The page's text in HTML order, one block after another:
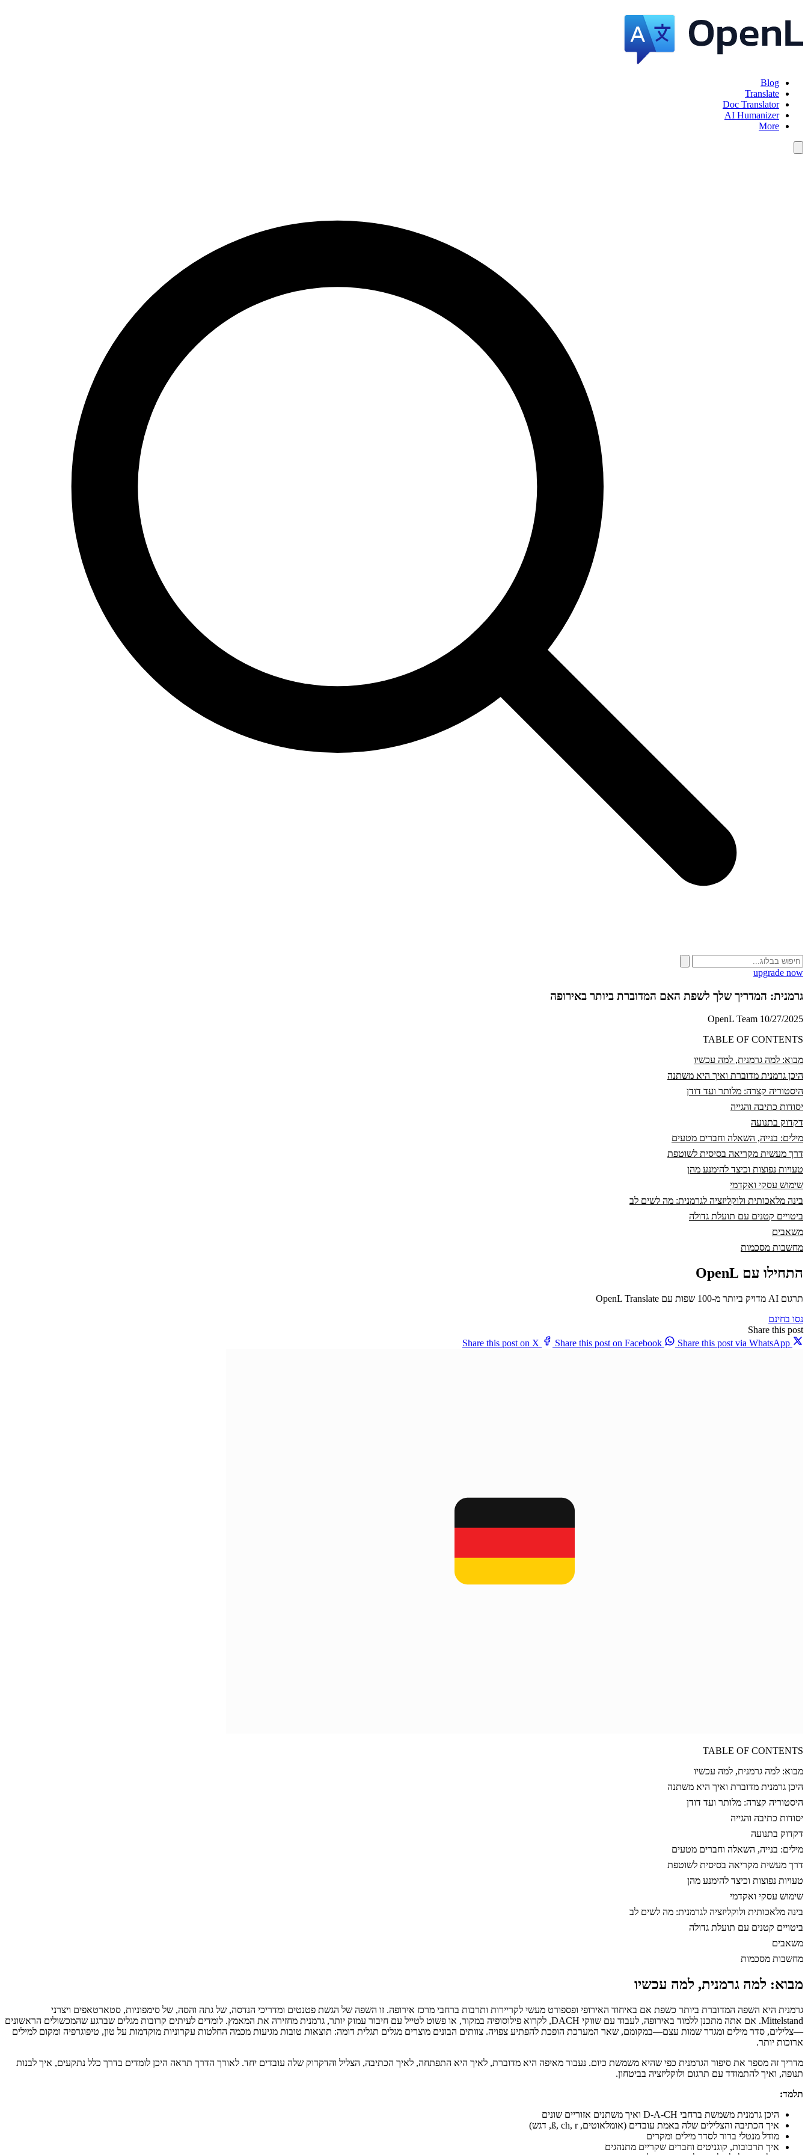
Blog
Translate
Doc Translator
AI Humanizer
More
upgrade now
גרמנית: המדריך שלך לשפת האם המדוברת ביותר באירופה
OpenL Team 10/27/2025
TABLE OF CONTENTS
מבוא: למה גרמנית, למה עכשיו
היכן גרמנית מדוברת ואיך היא משתנה
היסטוריה קצרה: מלותר ועד דודן
יסודות כתיבה והגייה
דקדוק בתנועה
מילים: בנייה, השאלה וחברים מטעים
דרך מעשית מקריאה בסיסית לשוטפת
טעויות נפוצות וכיצד להימנע מהן
שימוש עסקי ואקדמי
בינה מלאכותית ולוקליזציה לגרמנית: מה לשים לב
ביטויים קטנים עם תועלת גדולה
משאבים
מחשבות מסכמות
התחילו עם OpenL
תרגום AI מדויק ביותר מ-100 שפות עם OpenL Translate
נסו בחינם
Share this post
Share this post on X
Share this post on Facebook Share this post via WhatsApp
TABLE OF CONTENTS
מבוא: למה גרמנית, למה עכשיו
היכן גרמנית מדוברת ואיך היא משתנה
היסטוריה קצרה: מלותר ועד דודן
יסודות כתיבה והגייה
דקדוק בתנועה
מילים: בנייה, השאלה וחברים מטעים
דרך מעשית מקריאה בסיסית לשוטפת
טעויות נפוצות וכיצד להימנע מהן
שימוש עסקי ואקדמי
בינה מלאכותית ולוקליזציה לגרמנית: מה לשים לב
ביטויים קטנים עם תועלת גדולה
משאבים
מחשבות מסכמות
מבוא: למה גרמנית, למה עכשיו
גרמנית היא השפה המדוברת ביותר כשפת אם באיחוד האירופי ופספורט מעשי לקריירות ותרבות ברחבי מרכז אירופה. זו השפה של הגשת פטנטים ומדריכי הנדסה, של גתה והסה, של סימפוניות, סטארטאפים ויצרני
Mittelstand. אם אתה מתכנן ללמוד באירופה, לעבוד עם שווקי DACH, לקרוא פילוסופיה במקור, או פשוט לטייל עם חיבור עמוק יותר, גרמנית מחזירה את המאמץ. לומדים לעיתים קרובות מגלים שברגע שהמכשולים הראשונים
—צלילים, סדר מילים ומגדר שמות עצם—במקומם, שאר המערכת הופכת להפתיע צפויה. צוותים הבונים מוצרים מגלים תגלית דומה: תוצאות טובות מגיעות מכמה החלטות עקרוניות מוקדמות על טון, טיפוגרפיה ומקום למילים
ארוכות יותר.
מדריך זה מספר את סיפור הגרמנית כפי שהיא משמשת כיום. נעבור מאיפה היא מדוברת, לאיך היא התפתחה, לאיך הכתיבה, הצליל והדקדוק שלה עובדים יחד. לאורך הדרך תראה היכן לומדים בדרך כלל נתקעים, איך לבנות
תנופה, ואיך להתמודד עם תרגום ולוקליזציה בביטחון.
תלמד:
היכן גרמנית משמשת ברחבי D‑A‑CH ואיך משתנים אזוריים שונים
איך הכתיבה והצלילים שלה באמת עובדים (אומלאוטים, ß, ch, r, דגש)
מודל מנטלי ברור לסדר מילים ומקרים
איך תרכובות, קוגניטים וחברים שקריים מתנהגים